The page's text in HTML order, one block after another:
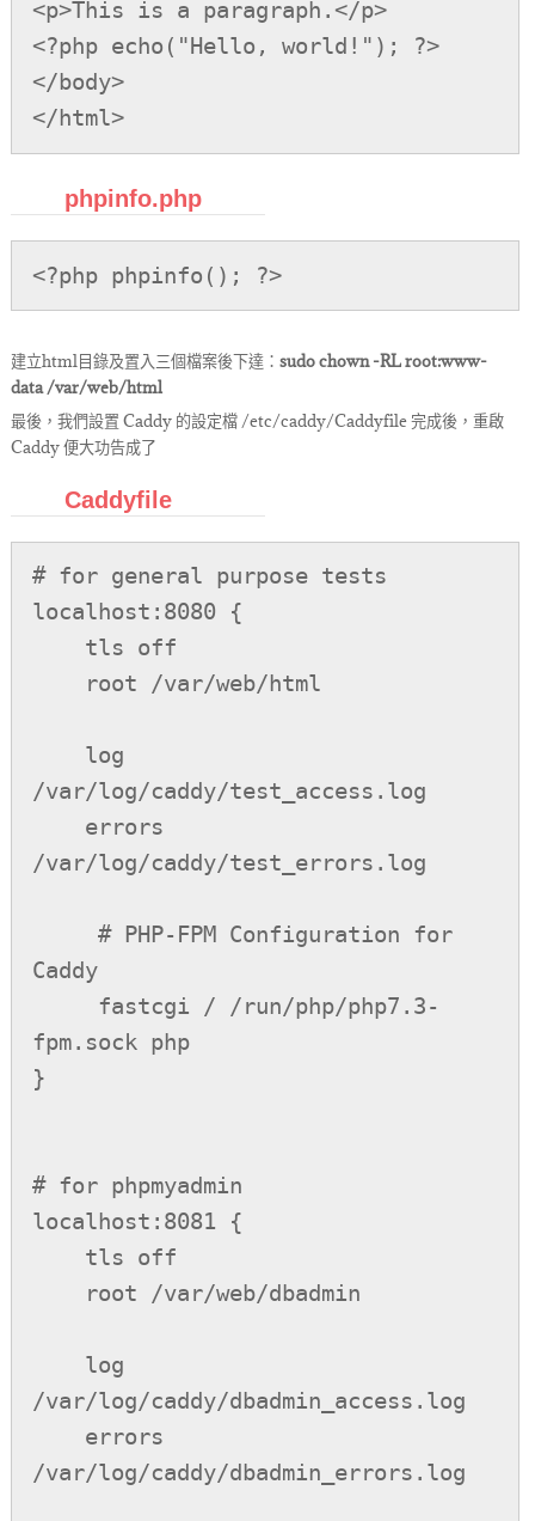
<p>This is a paragraph.</p>
<?php echo("Hello, world!"); ?>
</body>
</html>
phpinfo.php
<?php phpinfo(); ?>
建立html目錄及置入三個檔案後下達： sudo chown -RL root:www-
data /var/web/html
最後，我們設置 Caddy 的設定檔 /etc/caddy/Caddyfile 完成後，重啟
Caddy 便大功告成了
Caddyfile
# for general purpose tests
localhost:8080 {
/var/log/caddy/test_access.log
/var/log/caddy/test_errors.log
     # PHP-FPM Configuration for
Caddy
fpm.sock php
}
# for phpmyadmin
localhost:8081 {
/var/log/caddy/dbadmin_access.log
/var/log/caddy/dbadmin_errors.log